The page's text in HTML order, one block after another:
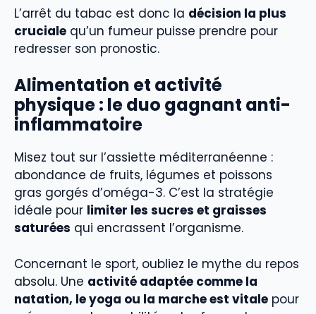
L’arrêt du tabac est donc la décision la plus
cruciale qu’un fumeur puisse prendre pour
redresser son pronostic.
Alimentation et activité
physique : le duo gagnant anti-
inflammatoire
Misez tout sur l’assiette méditerranéenne :
abondance de fruits, légumes et poissons
gras gorgés d’oméga-3. C’est la stratégie
idéale pour limiter les sucres et graisses
saturées qui encrassent l’organisme.
Concernant le sport, oubliez le mythe du repos
absolu. Une activité adaptée comme la
natation, le yoga ou la marche est vitale pour